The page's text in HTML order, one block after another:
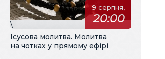
9 серпня,
20:00
\
Ісусова молитва. Молитва
на чотках у прямому ефірі